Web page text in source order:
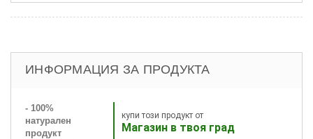
ИНФОРМАЦИЯ ЗА ПРОДУКТА
купи този продукт от
Магазин в твоя град
- 100%
натурален
продукт